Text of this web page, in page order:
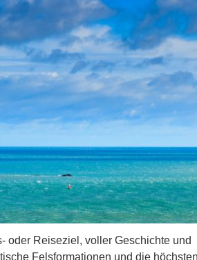
oder Reiseziel, voller Geschichte und
Felsformationen und die